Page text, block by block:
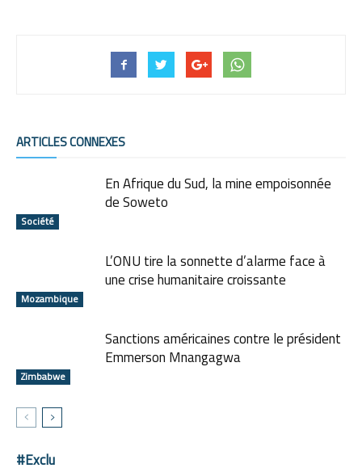
ARTICLES CONNEXES
Société
En Afrique du Sud, la mine empoisonnée
de Soweto
Mozambique
L’ONU tire la sonnette d’alarme face à
une crise humanitaire croissante
Zimbabwe
Sanctions américaines contre le président
Emmerson Mnangagwa
#Exclu